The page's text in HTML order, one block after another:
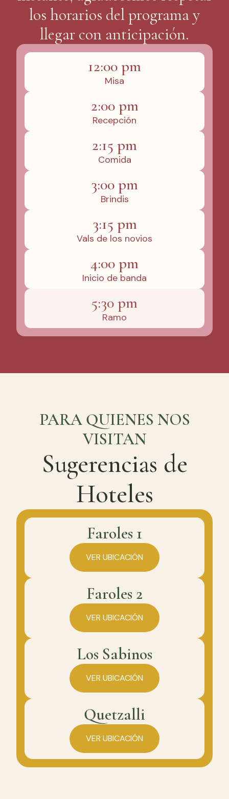
los horarios del programa y
llegar con anticipación.
12:00 pm
Misa
2:00 pm
Recepción
2:15 pm
Comida
3:00 pm
Brindis
3:15 pm
Vals de los novios
4:00 pm
Inicio de banda
5:30 pm
Ramo
PARA QUIENES NOS
VISITAN
Sugerencias de
Hoteles
Faroles 1
VER UBICACIÓN
Faroles 2
VER UBICACIÓN
Los Sabinos
VER UBICACIÓN
Quetzalli
VER UBICACIÓN